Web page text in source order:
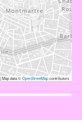
|Map data ©OpenStreetMapcontributors